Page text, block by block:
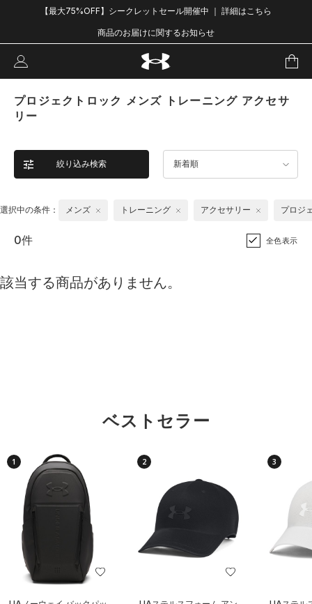
【最大75%OFF】シークレットセール開催中 ｜ 詳細はこちら
商品のお届けに関するお知らせ
プロジェクトロック メンズ トレーニング アクセサ
リー
絞り込み検索 新着順
選択中の条件： メンズ トレーニング アクセサリー プロジ
0件 全色表示
該当する商品がありません。
ベストセラー
1 2 3